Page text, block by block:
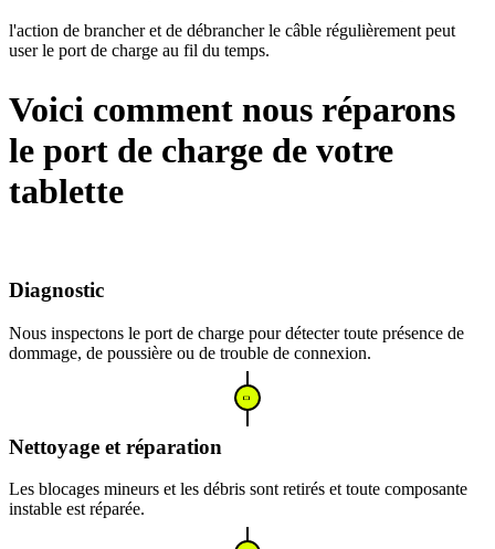
l'action de brancher et de débrancher le câble régulièrement peut
user le port de charge au fil du temps.
Voici comment nous réparons
le port de charge de votre
tablette
Diagnostic
Nous inspectons le port de charge pour détecter toute présence de
dommage, de poussière ou de trouble de connexion.
Nettoyage et réparation
Les blocages mineurs et les débris sont retirés et toute composante
instable est réparée.